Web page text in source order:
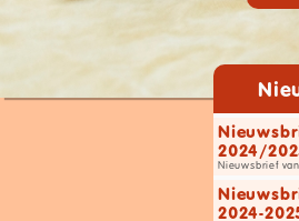
2024/
Nieuwsbrief
2024-